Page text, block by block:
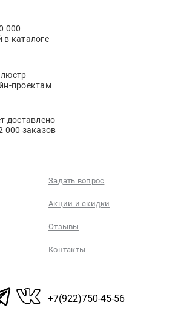
000
в каталоге
проектам
доставлено
000 заказов
Задать вопрос
Акции и скидки
Отзывы
Контакты
+7(922)750-45-56